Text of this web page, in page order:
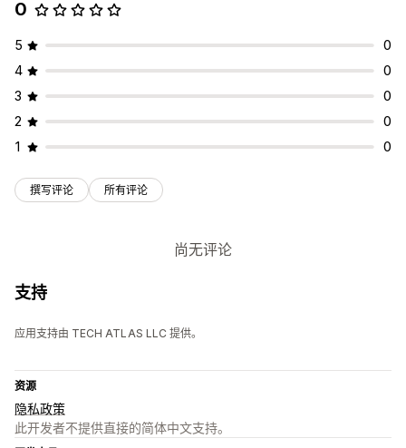
0
5
0
4
0
3
0
2
0
1
0
撰写评论 所有评论
尚无评论
支持
应用支持由 TECH ATLAS LLC 提供。
资源
隐私政策
此开发者不提供直接的简体中文支持。